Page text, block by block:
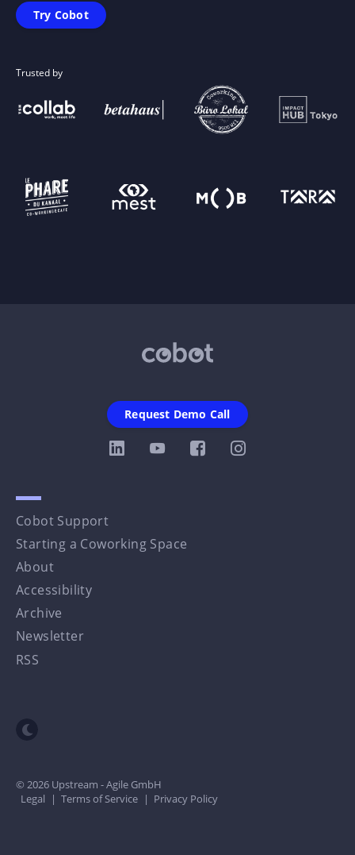
Try Cobot
Trusted by
Cobot Support
Starting a Coworking Space
About
Accessibility
Archive
Newsletter
RSS
Request Demo Call
Toggle dark mode
© 2026 Upstream - Agile GmbH
Legal
| Terms of Service | Privacy Policy